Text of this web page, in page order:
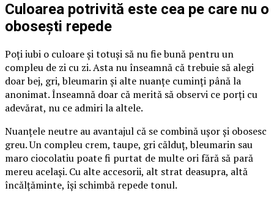
Culoarea potrivită este cea pe care nu o
obosești repede
Poți iubi o culoare și totuși să nu fie bună pentru un
compleu de zi cu zi. Asta nu înseamnă că trebuie să alegi
doar bej, gri, bleumarin și alte nuanțe cuminți până la
anonimat. Înseamnă doar că merită să observi ce porți cu
adevărat, nu ce admiri la altele.
Nuanțele neutre au avantajul că se combină ușor și obosesc
greu. Un compleu crem, taupe, gri călduț, bleumarin sau
maro ciocolatiu poate fi purtat de multe ori fără să pară
mereu același. Cu alte accesorii, alt strat deasupra, altă
încălțăminte, își schimbă repede tonul.